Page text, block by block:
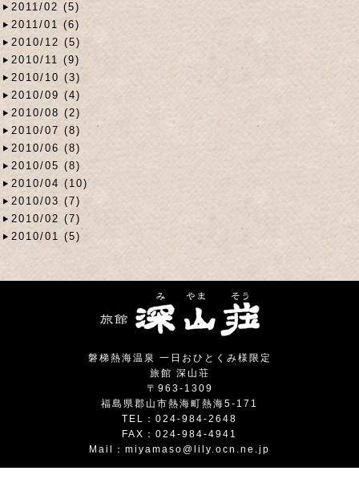
2011/02 (5)
2011/01 (6)
2010/12 (5)
2010/11 (9)
2010/10 (3)
2010/09 (4)
2010/08 (2)
2010/07 (8)
2010/06 (8)
2010/05 (8)
2010/04 (10)
2010/03 (7)
2010/02 (7)
2010/01 (5)
磐梯熱海温泉 一日おひとくみ様限定
旅館 深山荘
〒963-1309
福島県郡山市熱海町熱海5-171
TEL：024-984-2648
FAX：024-984-4941
Mail： miyamaso@lily.ocn.ne.jp